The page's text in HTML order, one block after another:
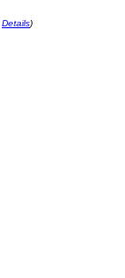
Details)